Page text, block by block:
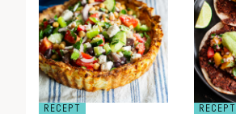
RECEPT RECEPT